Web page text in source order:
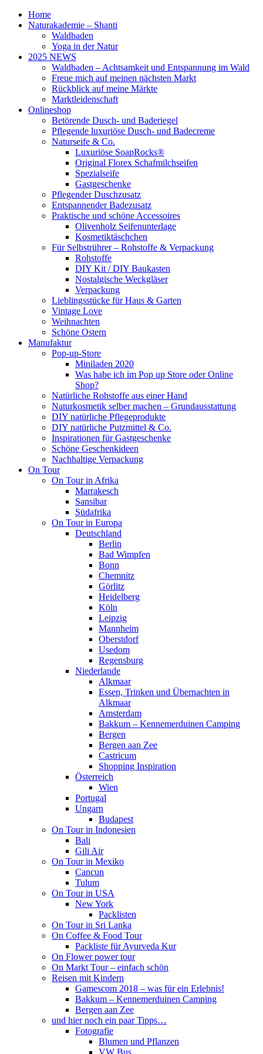
Home
Naturakademie – Shanti
Waldbaden
Yoga in der Natur
2025 NEWS
Waldbaden – Achtsamkeit und Entspannung im Wald
Freue mich auf meinen nächsten Markt
Rückblick auf meine Märkte
Marktleidenschaft
Onlineshop
Betörende Dusch- und Baderiegel
Pflegende luxuriöse Dusch- und Badecreme
Naturseife & Co.
Luxuriöse SoapRocks®
Original Florex Schafmilchseifen
Spezialseife
Gastgeschenke
Pflegender Duschzusatz
Entspannender Badezusatz
Praktische und schöne Accessoires
Olivenholz Seifenunterlage
Kosmetiktäschchen
Für Selbstrührer – Rohstoffe & Verpackung
Rohstoffe
DIY Kit / DIY Baukasten
Nostalgische Weckgläser
Verpackung
Lieblingsstücke für Haus & Garten
Vintage Love
Weihnachten
Schöne Ostern
Manufaktur
Pop-up-Store
Miniladen 2020
Was habe ich im Pop up Store oder Online
Shop?
Natürliche Rohstoffe aus einer Hand
Naturkosmetik selber machen – Grundausstattung
DIY natürliche Pflegeprodukte
DIY natürliche Putzmittel & Co.
Inspirationen für Gastgeschenke
Schöne Geschenkideen
Nachhaltige Verpackung
On Tour
On Tour in Afrika
Marrakesch
Sansibar
Südafrika
On Tour in Europa
Deutschland
Berlin
Bad Wimpfen
Bonn
Chemnitz
Görlitz
Heidelberg
Köln
Leipzig
Mannheim
Oberstdorf
Usedom
Regensburg
Niederlande
Alkmaar
Essen, Trinken und Übernachten in
Alkmaar
Amsterdam
Bakkum – Kennemerduinen Camping
Bergen
Bergen aan Zee
Castricum
Shopping Inspiration
Österreich
Wien
Portugal
Ungarn
Budapest
On Tour in Indonesien
Bali
Gili Air
On Tour in Mexiko
Cancun
Tulum
On Tour in USA
New York
Packlisten
On Tour in Sri Lanka
On Coffee & Food Tour
Packliste für Ayurveda Kur
On Flower power tour
On Markt Tour – einfach schön
Reisen mit Kindern
Gamescom 2018 – was für ein Erlebnis!
Bakkum – Kennemerduinen Camping
Bergen aan Zee
und hier noch ein paar Tipps…
Fotografie
Blumen und Pflanzen
VW Bus